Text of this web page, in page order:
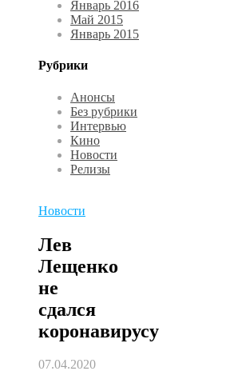
Январь 2016
Май 2015
Январь 2015
Рубрики
Анонсы
Без рубрики
Интервью
Кино
Новости
Релизы
Новости
Лев
Лещенко
не
сдался
коронавирусу
07.04.2020